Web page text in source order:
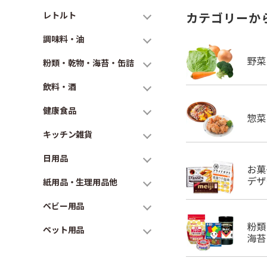
レトルト
調味料・油
粉類・乾物・海苔・缶詰
飲料・酒
健康食品
キッチン雑貨
日用品
紙用品・生理用品他
ベビー用品
ペット用品
カテゴリーか